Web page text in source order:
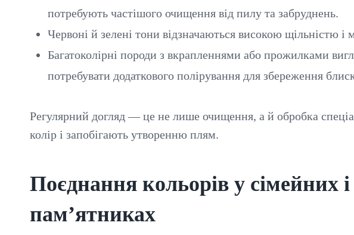
потребують частішого очищення від пилу та забруднень.
Червоні й зелені тони відзначаються високою щільністю
Багатоколірні породи з вкрапленнями або прожилками
потребувати додаткового полірування для збереження
Регулярний догляд — це не лише очищення, а й обробка
колір і запобігають утворенню плям.
Поєднання кольорів у сімейних
пам’ятниках